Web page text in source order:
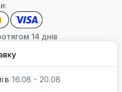
14 днів
16.08 - 20.08